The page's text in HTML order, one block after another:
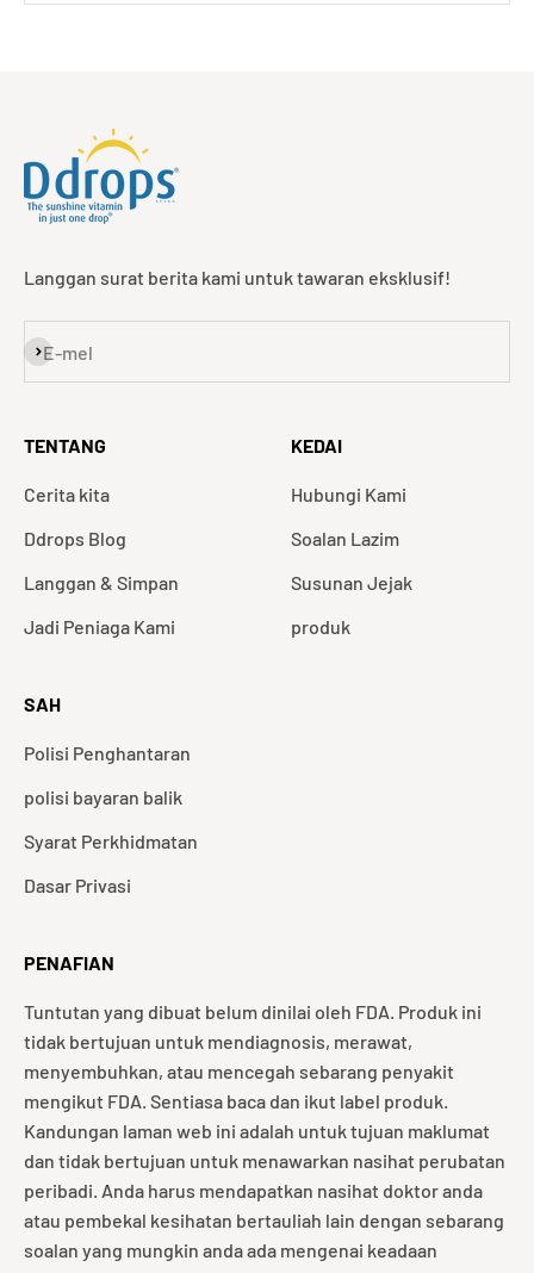
Langgan surat berita kami untuk tawaran eksklusif!
E-mel
Langgan
TENTANG
Cerita kita
Ddrops Blog
Langgan & Simpan
Jadi Peniaga Kami
KEDAI
Hubungi Kami
Soalan Lazim
Susunan Jejak
produk
SAH
Polisi Penghantaran
polisi bayaran balik
Syarat Perkhidmatan
Dasar Privasi
PENAFIAN
Tuntutan yang dibuat belum dinilai oleh FDA. Produk ini
tidak bertujuan untuk mendiagnosis, merawat,
menyembuhkan, atau mencegah sebarang penyakit
mengikut FDA. Sentiasa baca dan ikut label produk.
Kandungan laman web ini adalah untuk tujuan maklumat
dan tidak bertujuan untuk menawarkan nasihat perubatan
peribadi. Anda harus mendapatkan nasihat doktor anda
atau pembekal kesihatan bertauliah lain dengan sebarang
soalan yang mungkin anda ada mengenai keadaan